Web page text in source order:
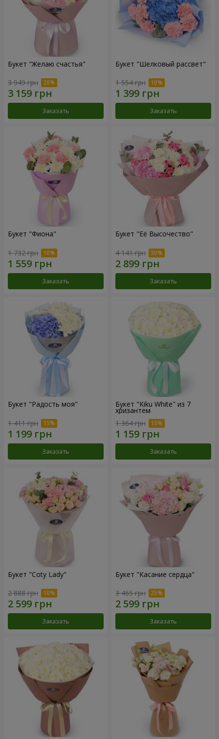
Букет "Желаю счастья"
3 949 грн
Заказать
Букет "Шелковый рассвет"
1 554 грн
Заказать
Букет "Фиона"
1 732 грн
Заказать
Букет "Её Высочество"
4 141 грн
Заказать
Букет "Радость моя"
1 411 грн
Заказать
Букет "Kiku White" из 7
хризантем
1 364 грн
Заказать
Букет "Coty Lady"
2 888 грн
Заказать
Букет "Касание сердца"
3 465 грн
Заказать